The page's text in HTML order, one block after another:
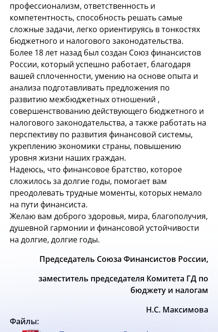
профессионализм, ответственность и
компетентность, способность решать самые
сложные задачи, легко ориентируясь в тонкостях
бюджетного и налогового законодательства.
Более 18 лет назад был создан Союз финансистов
России, который успешно работает, благодаря
вашей сплоченности, умению на основе опыта и
анализа подготавливать предложения по
развитию межбюджетных отношений ,
совершенствованию действующего бюджетного и
налогового законодательства, а также работать на
перспективу по развития финансовой системы,
укреплению экономики страны, повышению
уровня жизни наших граждан.
Надеюсь, что финансовое братство, которое
сложилось за долгие годы, помогает вам
преодолевать трудные моменты, которых немало
на пути финансиста.
Желаю вам доброго здоровья, мира, благополучия,
душевной гармонии и финансовой устойчивости
на долгие, долгие годы.
Председатель Союза Финансистов России,
заместитель председателя Комитета ГД по
бюджету и налогам
Н.С. Максимова
Файлы: